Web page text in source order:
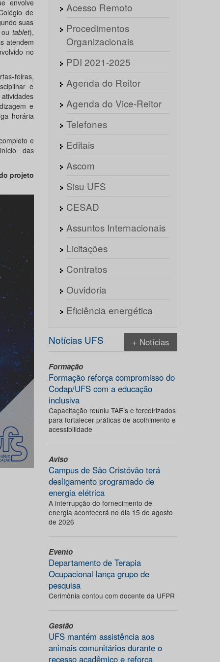
envolve
de
suas
tablet),
atendem
no
feiras,
e
e
horária
e
das
projeto
Acesso Remoto
Procedimentos
Organizacionais
PDI 2021-2025
Agenda do Reitor
Agenda do Vice-Reitor
Telefones
Editais
Ascom
Sisu UFS
CESAD
Assuntos Internacionais
Licitações
Contratos
Ouvidoria
Eficiência energética
Notícias UFS + Notícias
Formação
Formação reforça compromisso do
Codap/UFS com a educação
inclusiva
Capacitação reuniu TAE’s e terceirizados
para fortalecer práticas de acolhimento e
acessibilidade
Aviso
Campus de São Cristóvão terá
desligamento programado de
energia elétrica
A interrupção do fornecimento de
energia acontecerá no dia 15 de agosto
de 2026
Evento
Departamento de Terapia
Ocupacional lança grupo de
pesquisa
Cerimônia contou com docente da UFPR
Gestão
UFS mantém assistência aos
animais comunitários durante o
recesso acadêmico e reforça